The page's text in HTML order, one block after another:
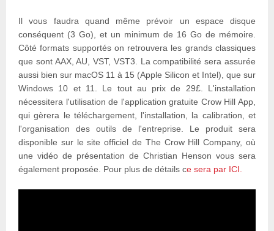
Il vous faudra quand même prévoir un espace disque
conséquent (3 Go), et un minimum de 16 Go de mémoire.
Côté formats supportés on retrouvera les grands classiques
que sont AAX, AU, VST, VST3. La compatibilité sera assurée
aussi bien sur macOS 11 à 15 (Apple Silicon et Intel), que sur
Windows 10 et 11. Le tout au prix de 29£. L'installation
nécessitera l'utilisation de l'application gratuite Crow Hill App,
qui gèrera le téléchargement, l'installation, la calibration, et
l'organisation des outils de l'entreprise. Le produit sera
disponible sur le site officiel de The Crow Hill Company, où
une vidéo de présentation de Christian Henson vous sera
également proposée. Pour plus de détails ce sera par ICI.